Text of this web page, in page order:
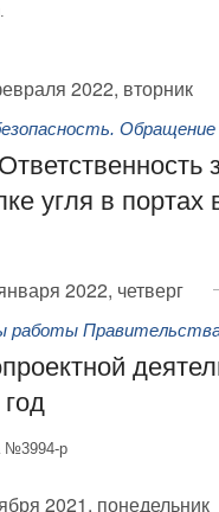
2022, вторник
угля в портах
2022, четверг
работы
№3994-р
2021, понедельник